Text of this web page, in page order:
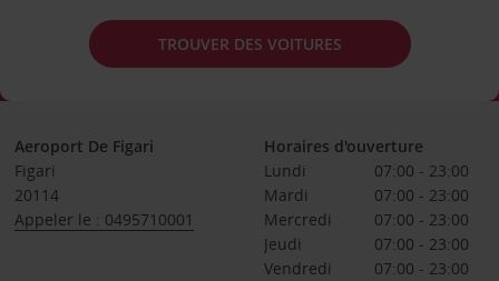
TROUVER DES VOITURES
Aeroport De Figari
Figari
20114
Appeler le : 0495710001
Horaires d'ouverture
Lundi
07:00 - 23:00
Mardi
07:00 - 23:00
Mercredi
07:00 - 23:00
Jeudi
07:00 - 23:00
Vendredi
07:00 - 23:00